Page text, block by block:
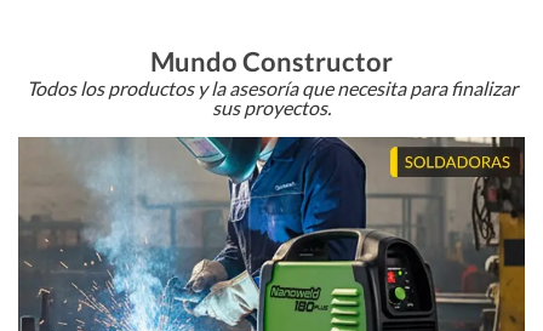
Mundo Constructor
Todos los productos y la asesoría que necesita para finalizar
sus proyectos.